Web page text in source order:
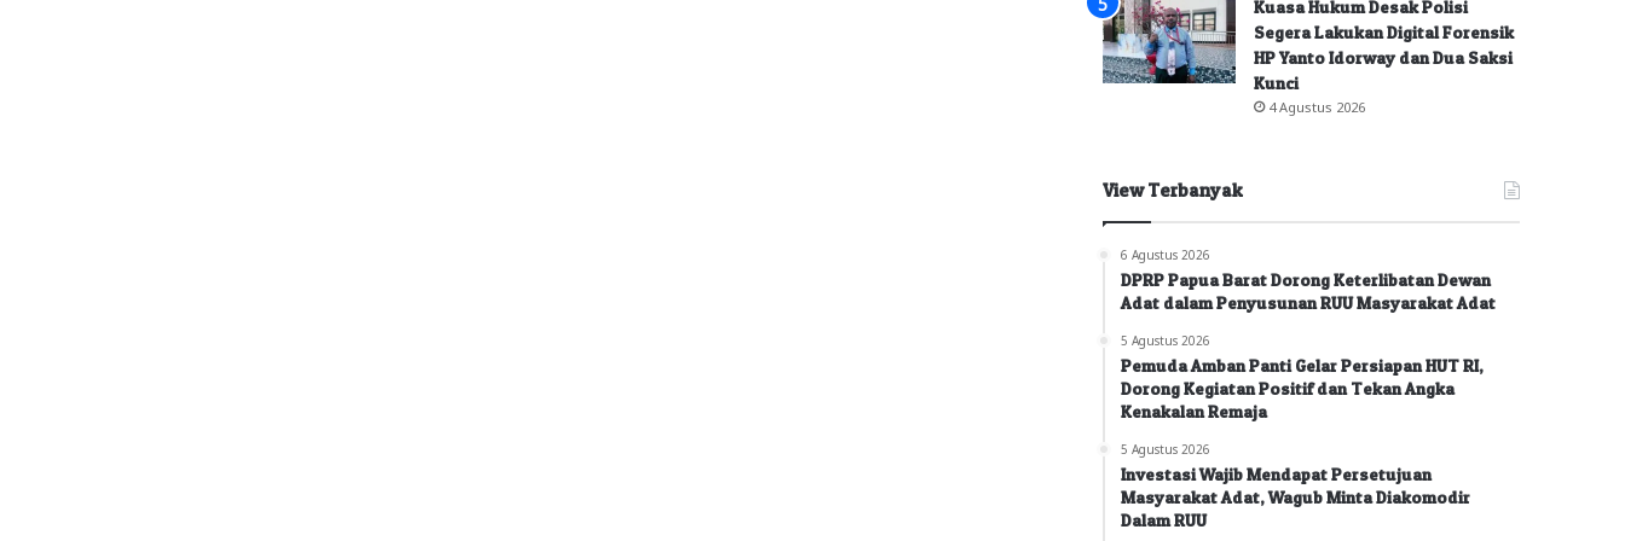
Kuasa Hukum Desak Polisi
Segera Lakukan Digital Forensik
HP Yanto Idorway dan Dua Saksi
Kunci
4 Agustus 2026
View Terbanyak
6 Agustus 2026
DPRP Papua Barat Dorong Keterlibatan Dewan
Adat dalam Penyusunan RUU Masyarakat Adat
5 Agustus 2026
Pemuda Amban Panti Gelar Persiapan HUT RI,
Dorong Kegiatan Positif dan Tekan Angka
Kenakalan Remaja
5 Agustus 2026
Investasi Wajib Mendapat Persetujuan
Masyarakat Adat, Wagub Minta Diakomodir
Dalam RUU